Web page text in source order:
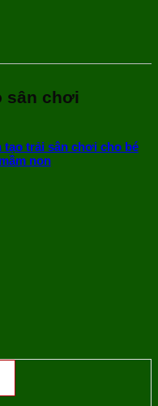
sân chơi
tạo trải sân chơi cho bé
non